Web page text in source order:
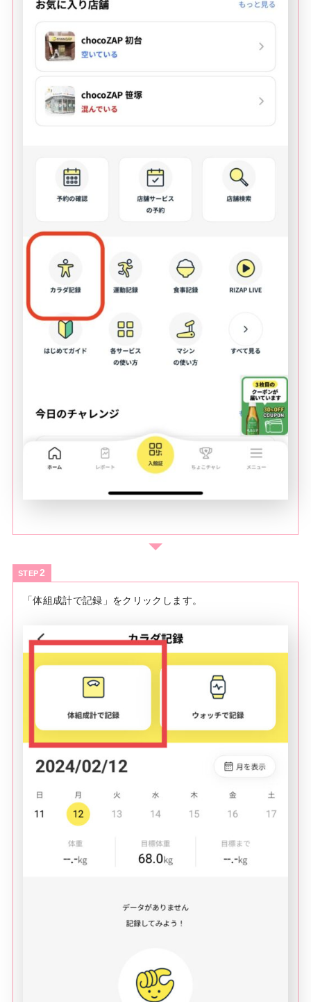
STEP
「体組成計で記録」をクリックします。